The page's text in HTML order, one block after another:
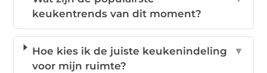
keukentrends van dit moment?
Hoe kies ik de juiste keukenindeling
voor mijn ruimte?
▼